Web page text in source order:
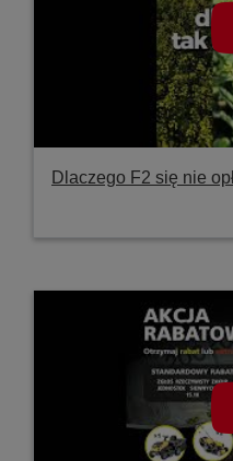
Dlaczego F2 się nie